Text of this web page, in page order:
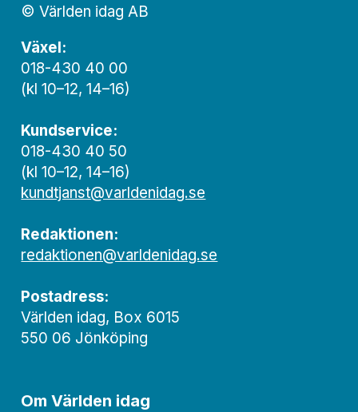
© Världen idag AB
Växel:
018-430 40 00
(kl 10–12, 14–16)
Kundservice:
018-430 40 50
(kl 10–12, 14–16)
kundtjanst@varldenidag.se
Redaktionen:
redaktionen@varldenidag.se
Postadress:
Världen idag, Box 6015
550 06 Jönköping
Om Världen idag